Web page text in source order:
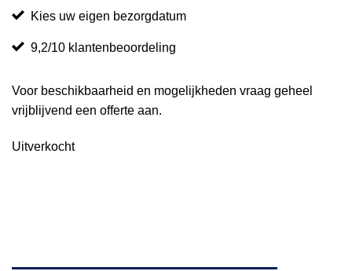
Kies uw eigen bezorgdatum
9,2/10 klantenbeoordeling
Voor beschikbaarheid en mogelijkheden vraag geheel
vrijblijvend een offerte aan.
Uitverkocht